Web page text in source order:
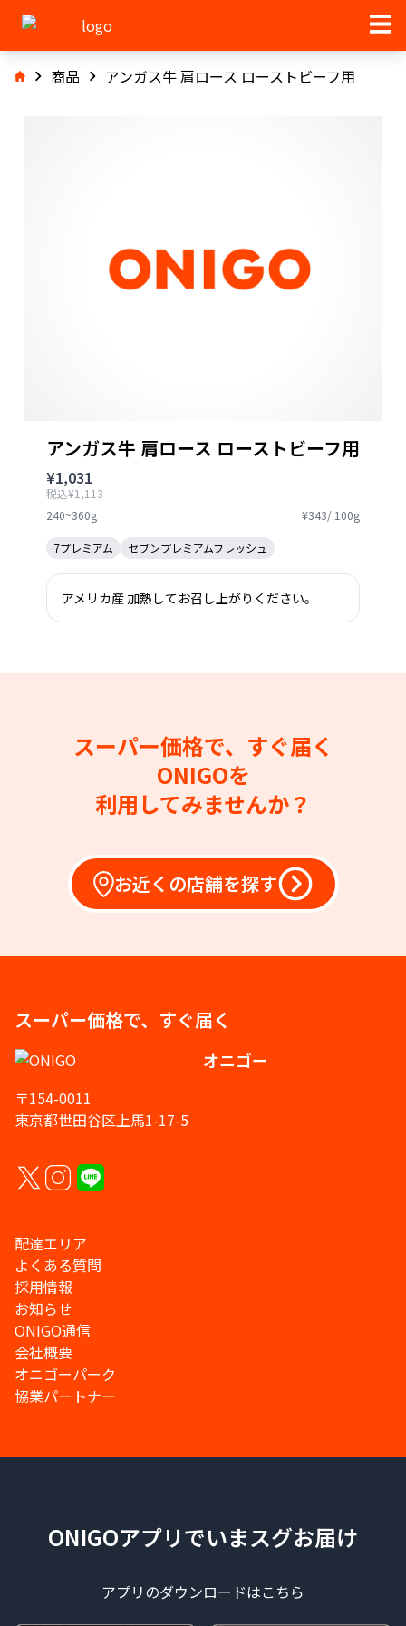
商品 アンガス牛 肩ロース ローストビーフ用
アンガス牛 肩ロース ローストビーフ用
¥1,031
税込¥1,113
240~360g
¥343/ 100g
7プレミアム セブンプレミアムフレッシュ
アメリカ産 加熱してお召し上がりください。
スーパー価格で、すぐ届く
ONIGOを
利用してみませんか？
お近くの店舗を探す
スーパー価格で、すぐ届く
オニゴー
〒154-0011
東京都世田谷区上馬1-17-5
配達エリア
よくある質問
採用情報
お知らせ
ONIGO通信
会社概要
オニゴーパーク
協業パートナー
ONIGOアプリでいまスグお届け
アプリのダウンロードはこちら